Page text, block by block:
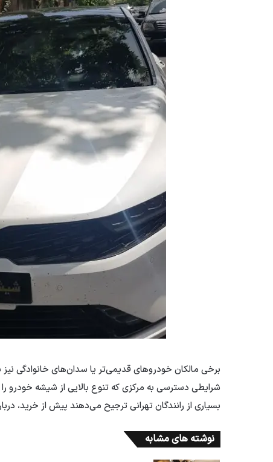
برخی مالکان خودروهای قدیمی‌تر یا سدان‌های خانوادگی نیز
شرایطی دسترسی به مرکزی که تنوع بالایی از شیشه خودرو
بسیاری از رانندگان تهرانی ترجیح می‌دهند پیش از خرید،
نوشته های مشابه